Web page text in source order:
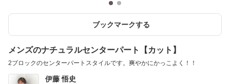
ブックマークする
メンズのナチュラルセンターパート【カット】
2ブロックのセンターパートスタイルです。爽やかにかっこよく！！
伊藤 悟史